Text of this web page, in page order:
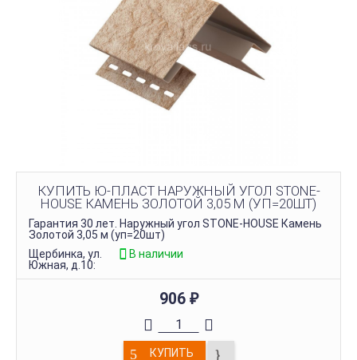
КУПИТЬ Ю-ПЛАСТ НАРУЖНЫЙ УГОЛ STONE-
HOUSE КАМЕНЬ ЗОЛОТОЙ 3,05 М (УП=20ШТ)
Гарантия 30 лет. Наружный угол STONE-HOUSE Камень
Золотой 3,05 м (уп=20шт)
Щербинка, ул.
Южная, д.10:
В наличии
906 ₽
КУПИТЬ